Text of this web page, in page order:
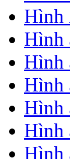
Hình
Hình
Hình
Hình
Hình
Hình
Hình